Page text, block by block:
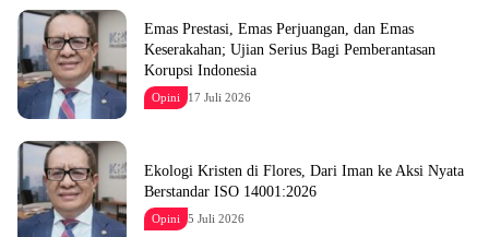
Emas Prestasi, Emas Perjuangan, dan Emas
Keserakahan; Ujian Serius Bagi Pemberantasan
Korupsi Indonesia
Opini 17 Juli 2026
Ekologi Kristen di Flores, Dari Iman ke Aksi Nyata
Berstandar ISO 14001:2026
Opini 5 Juli 2026